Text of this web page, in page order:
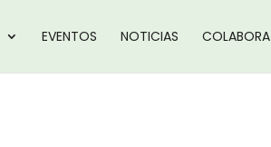
EVENTOS NOTICIAS COLABORA